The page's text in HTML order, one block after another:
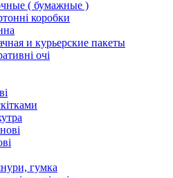
( бумажные )
коробки
и курьерские пакеты
очі
гумка